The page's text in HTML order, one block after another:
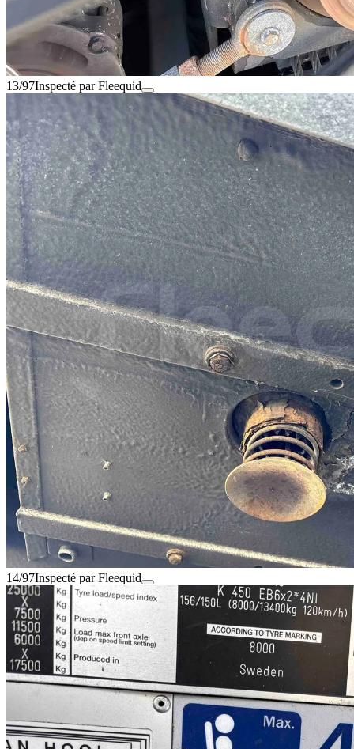
13/97Inspecté par Fleequid
14/97Inspecté par Fleequid